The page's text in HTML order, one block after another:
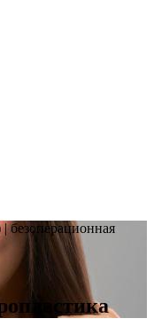
безоперационная